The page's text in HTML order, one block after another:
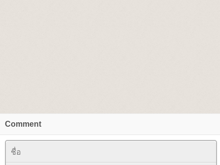
Comment